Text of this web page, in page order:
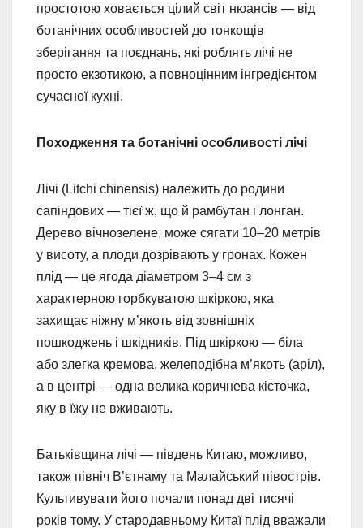
простотою ховається цілий світ нюансів — від
ботанічних особливостей до тонкощів
зберігання та поєднань, які роблять лічі не
просто екзотикою, а повноцінним інгредієнтом
сучасної кухні.
Походження та ботанічні особливості лічі
Лічі (Litchi chinensis) належить до родини
сапіндових — тієї ж, що й рамбутан і лонган.
Дерево вічнозелене, може сягати 10–20 метрів
у висоту, а плоди дозрівають у гронах. Кожен
плід — це ягода діаметром 3–4 см з
характерною горбкуватою шкіркою, яка
захищає ніжну м’якоть від зовнішніх
пошкоджень і шкідників. Під шкіркою — біла
або злегка кремова, желеподібна м’якоть (аріл),
а в центрі — одна велика коричнева кісточка,
яку в їжу не вживають.
Батьківщина лічі — південь Китаю, можливо,
також північ В’єтнаму та Малайський півострів.
Культивувати його почали понад дві тисячі
років тому. У стародавньому Китаї плід вважали